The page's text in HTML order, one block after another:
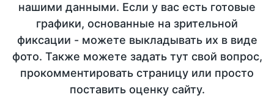
нашими данными. Если у вас есть готовые
графики, основанные на зрительной
фиксации - можете выкладывать их в виде
фото. Также можете задать тут свой вопрос,
прокомментировать страницу или просто
поставить оценку сайту.